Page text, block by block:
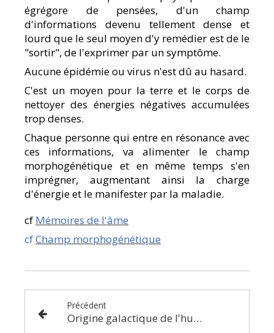
égrégore de pensées, d'un champ
d'informations devenu tellement dense et
lourd que le seul moyen d'y remédier est de le
"sortir", de l'exprimer par un symptôme.
Aucune épidémie ou virus n'est dû au hasard.
C'est un moyen pour la terre et le corps de
nettoyer des énergies négatives accumulées
trop denses.
Chaque personne qui entre en résonance avec
ces informations, va alimenter le champ
morphogénétique et en même temps s'en
imprégner, augmentant ainsi la charge
d'énergie et le manifester par la maladie.
cf Mémoires de l'âme
cfChamp morphogénétique
Précédent
Origine galactique de l'humain